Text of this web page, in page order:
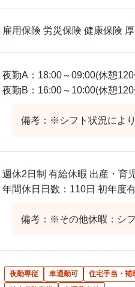
雇用保険 労災保険 健康保険
夜勤A：18:00～09:00(休憩
夜勤B：16:00～10:00(休憩
備考：※シフト状況によ
週休2日制 有給休暇 出産・育
年間休日日数：110日 初年度
備考：※その他休暇：シ
夜勤専従 車通勤可 住宅手当・補